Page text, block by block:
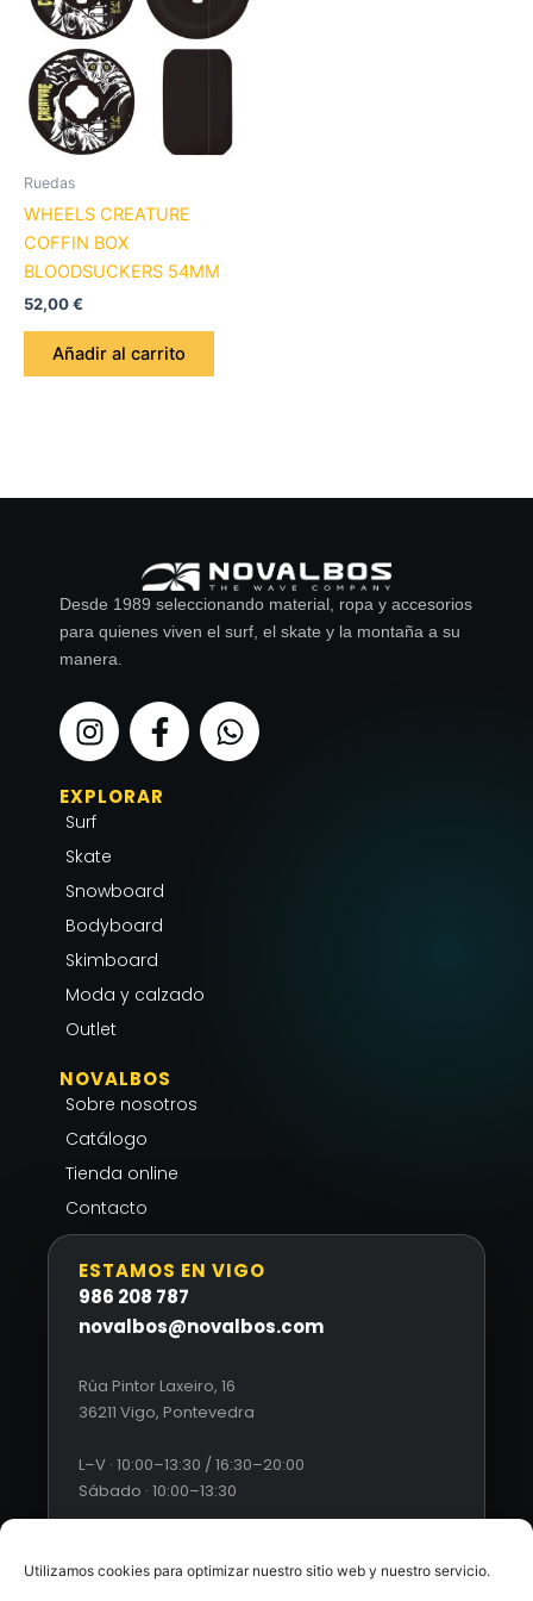
Utilizamos cookies para optimizar nuestro sitio web y nuestro servicio.
Ruedas
WHEELS CREATURE
COFFIN BOX
BLOODSUCKERS 54MM
52,00€
Añadir al carrito
Desde 1989 seleccionando material, ropa y accesorios
para quienes viven el surf, el skate y la montaña a su
manera.
I
n
s
t
a
g
r
a
m
F
a
c
e
o
k
f
W
h
a
EXPLORAR
Surf
Skate
Snowboard
Bodyboard
Skimboard
Moda y calzado
Outlet
NOVALBOS
Sobre nosotros
Catálogo
Tienda online
Contacto
ESTAMOS EN VIGO
986 208 787
novalbos@novalbos.com
Rúa Pintor Laxeiro, 16
36211 Vigo, Pontevedra
L–V · 10:00–13:30 / 16:30–20:00
Sábado · 10:00–13:30